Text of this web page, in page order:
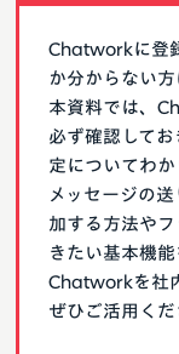
Chatworkに登
か分からない
本資料では、
必ず確認して
定についてわか
メッセージの
加する方法や
きたい基本機
Chatworkを社
ぜひご活用くだ